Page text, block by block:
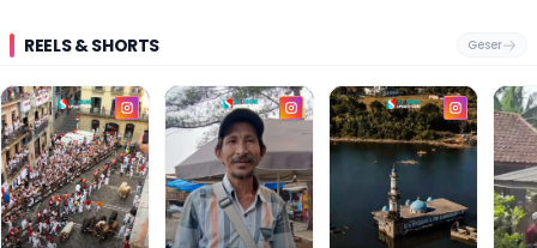
REELS & SHORTS Geser